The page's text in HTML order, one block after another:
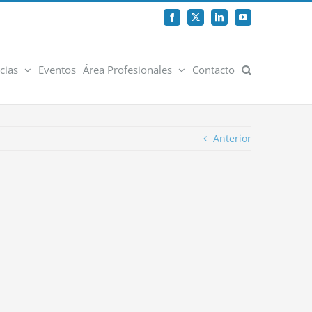
Facebook
X LinkedInYouTube
Eventos Área Profesionales Contacto
Anterior